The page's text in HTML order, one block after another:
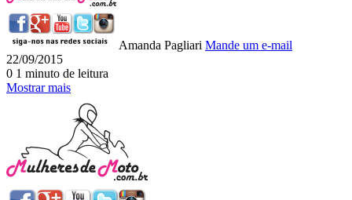
Amanda Pagliari Mande um e-mail
22/09/2015
0 1 minuto de leitura
Mostrar mais